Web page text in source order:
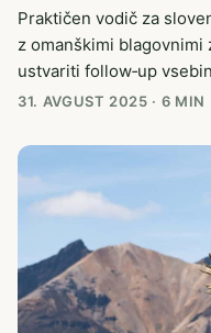
Praktičen vodič za
z omanškimi blagovnimi
ustvariti follow‑up
31. AVGUST 2025 · 6 MIN